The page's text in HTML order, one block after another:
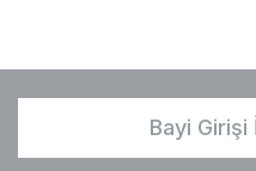
Bayi Girişi